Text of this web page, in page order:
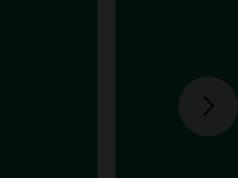
"Somos seres